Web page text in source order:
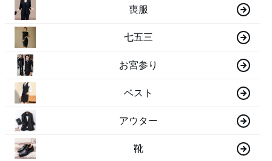
喪服
七五三
お宮参り
ベスト
アウター
靴